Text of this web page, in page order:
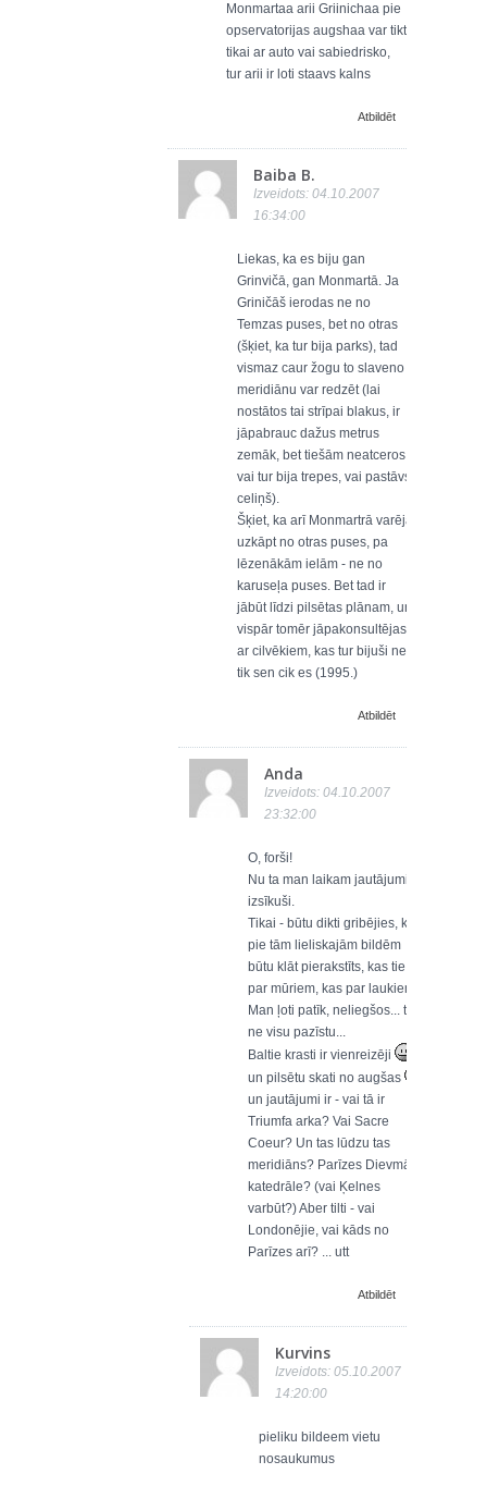
Monmartaa arii Griinichaa pie
opservatorijas augshaa var tikt
tikai ar auto vai sabiedrisko,
tur arii ir loti staavs kalns
Atbildēt
Baiba B.
Izveidots: 04.10.2007
16:34:00
Liekas, ka es biju gan
Grinvičā, gan Monmartā. Ja
Griničāš ierodas ne no
Temzas puses, bet no otras
(šķiet, ka tur bija parks), tad
vismaz caur žogu to slaveno
meridiānu var redzēt (lai
nostātos tai strīpai blakus, ir
jāpabrauc dažus metrus
zemāk, bet tiešām neatceros,
vai tur bija trepes, vai pastāvs
celiņš).
Šķiet, ka arī Monmartrā varēja
uzkāpt no otras puses, pa
lēzenākām ielām - ne no
karuseļa puses. Bet tad ir
jābūt līdzi pilsētas plānam, un
vispār tomēr jāpakonsultējas
ar cilvēkiem, kas tur bijuši ne
tik sen cik es (1995.)
Atbildēt
Anda
Izveidots: 04.10.2007
23:32:00
O, forši!
Nu ta man laikam jautājumi
izsīkuši.
Tikai - būtu dikti gribējies, ka
pie tām lieliskajām bildēm
būtu klāt pierakstīts, kas tie ir
par mūriem, kas par laukiem...
Man ļoti patīk, neliegšos... tikai
ne visu pazīstu...
Baltie krasti ir vienreizēji
un pilsētu skati no augšas
un jautājumi ir - vai tā ir
Triumfa arka? Vai Sacre
Coeur? Un tas lūdzu tas
meridiāns? Parīzes Dievmātes
katedrāle? (vai Ķelnes
varbūt?) Aber tilti - vai
Londonējie, vai kāds no
Parīzes arī? ... utt
Atbildēt
Kurvins
Izveidots: 05.10.2007
14:20:00
pieliku bildeem vietu
nosaukumus